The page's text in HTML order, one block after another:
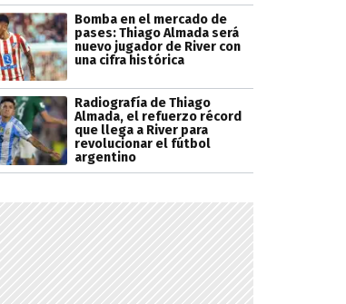
Bomba en el mercado de
pases: Thiago Almada será
nuevo jugador de River con
una cifra histórica
Radiografía de Thiago
Almada, el refuerzo récord
que llega a River para
revolucionar el fútbol
argentino